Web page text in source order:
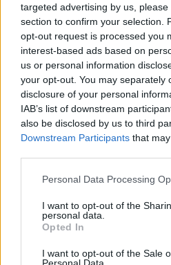
targeted advertising by us,
section to confirm your selection.
opt-out request is processed you
interest-based ads based on
us or personal information
your opt-out. You may separately
disclosure of your personal
IAB’s list of downstream
also be disclosed by us to third
Downstream Participants that
Please note that this website/app
not limited to your visit or usage
grant or deny consent to Google
use your data for below specified
consent section.
Personal Data Processing
I want to opt-out of the
personal data.
Opted In
I want to opt-out of the Sale
Personal Data.